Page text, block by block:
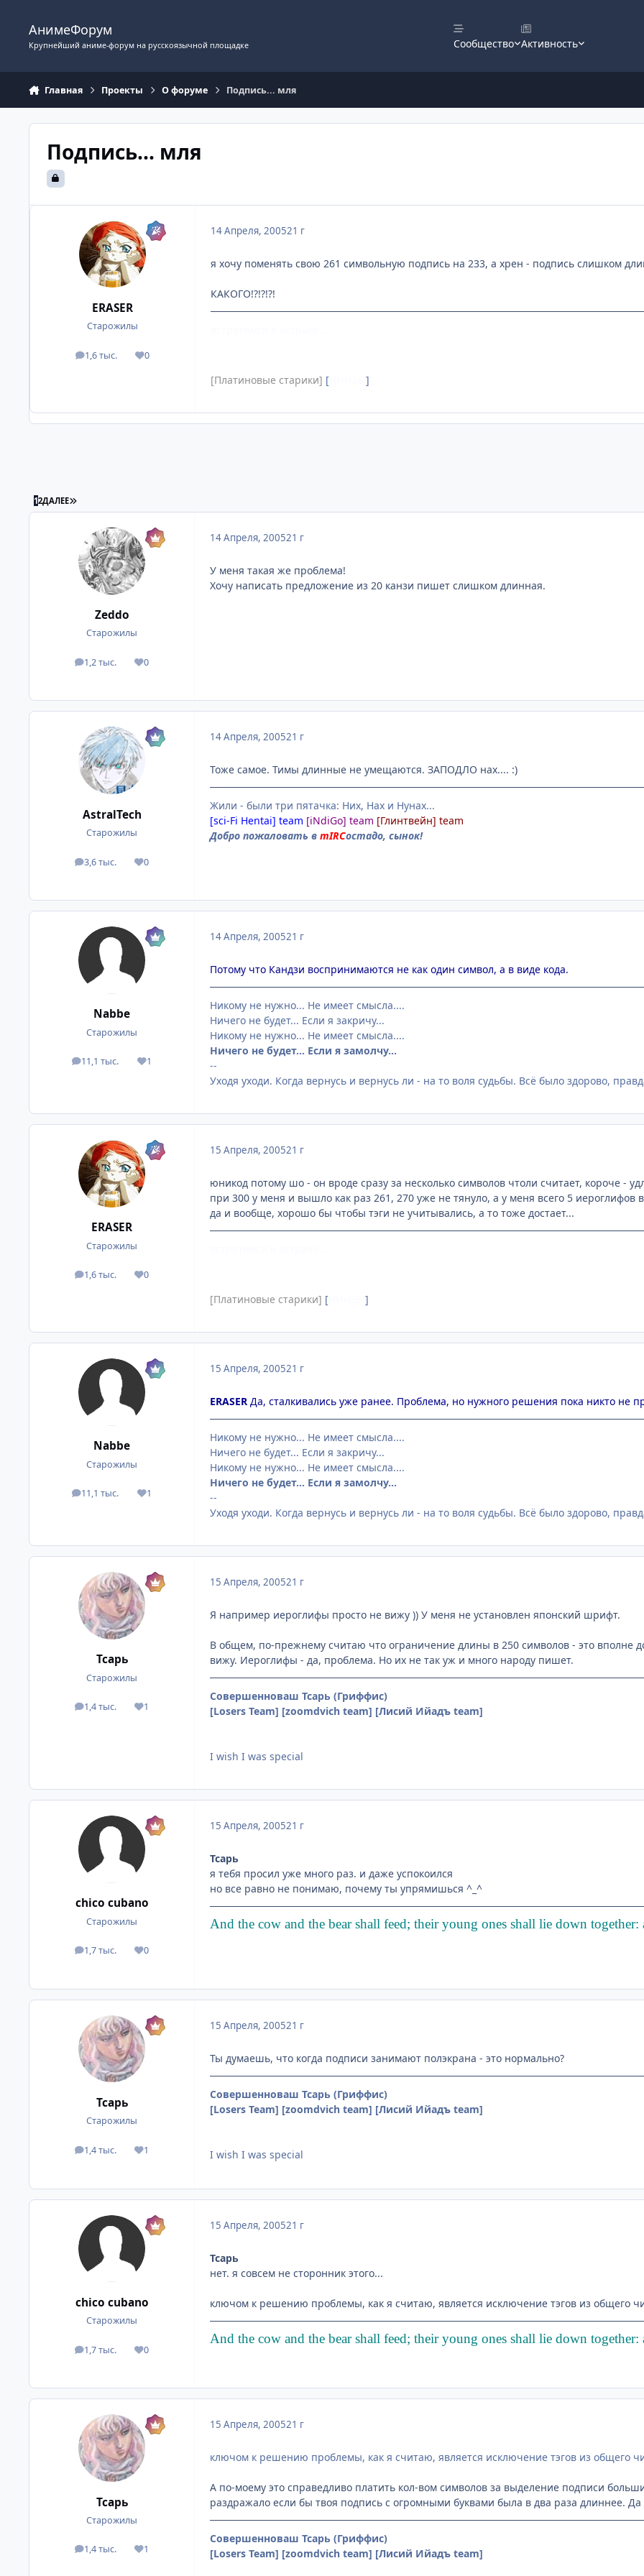
АнимеФорум
Крупнейший аниме-форум на русскоязычной площадке Сообщество Активность
Главная Проекты О форуме Подпись... мля
Подпись... мля
ERASER
Старожилы
1,6 тыс.
посты 0
Репутация
14 Апреля, 200521 г
я хочу поменять свою 261 символьную подпись на 233, а хрен - подпись слишком
КАКОГО!?!?!?!
[Платиновые старики] [ ]
12ДАЛЕЕ ПОСЛЕДНЯЯ СТРАНИЦА
Zeddo
Старожилы
1,2 тыс.
посты 0
Репутация
14 Апреля, 200521 г
У меня такая же проблема!
Хочу написать предложение из 20 канзи пишет слишком длинная.
AstralTech
Старожилы
3,6 тыс.
посты 0
Репутация
14 Апреля, 200521 г
Тоже самое. Тимы длинные не умещаются. ЗАПОДЛО нах.... :)
Жили - были три пятачка: Них, Нах и Нунах...
[sci-Fi Hentai] team [iNdiGo] team [Глинтвейн] team
Добро пожаловать в mIRCостадо, сынок!
Nabbe
Старожилы
11,1 тыс.
посты 1
Репутация
14 Апреля, 200521 г
Потому что Кандзи воспринимаются не как один символ, а в виде кода.
Никому не нужно... Не имеет смысла....
Ничего не будет... Если я закричу...
Никому не нужно... Не имеет смысла....
Ничего не будет... Если я замолчу...
--
Уходя уходи. Когда вернусь и вернусь ли - на то воля судьбы. Всё было здорово,
ERASER
Старожилы
1,6 тыс.
посты 0
Репутация
15 Апреля, 200521 г
юникод потому шо - он вроде сразу за несколько символов чтоли считает, короче -
при 300 у меня и вышло как раз 261, 270 уже не тянуло, а у меня всего 5 иероглифов
да и вообще, хорошо бы чтобы тэги не учитывались, а то тоже достает...
[Платиновые старики] [ ]
Nabbe
Старожилы
11,1 тыс.
посты 1
Репутация
15 Апреля, 200521 г
ERASER Да, сталкивались уже ранее. Проблема, но нужного решения пока никто не
Никому не нужно... Не имеет смысла....
Ничего не будет... Если я закричу...
Никому не нужно... Не имеет смысла....
Ничего не будет... Если я замолчу...
--
Уходя уходи. Когда вернусь и вернусь ли - на то воля судьбы. Всё было здорово,
Тсарь
Старожилы
1,4 тыс.
посты 1
Репутация
15 Апреля, 200521 г
Я например иероглифы просто не вижу )) У меня не установлен японский шрифт.
В общем, по-прежнему считаю что ограничение длины в 250 символов - это вполне
вижу. Иероглифы - да, проблема. Но их не так уж и много народу пишет.
Совершенноваш Тсарь (Гриффис)
[Losers Team] [zoomdvich team] [Лисий Ийадъ team]
I wish I was special
chico cubano
Старожилы
1,7 тыс.
посты 0
Репутация
15 Апреля, 200521 г
Тсарь
я тебя просил уже много раз. и даже успокоился
но все равно не понимаю, почему ты упрямишься ^_^
And the cow and the bear shall feed; their young ones shall lie down
Тсарь
Старожилы
1,4 тыс.
посты 1
Репутация
15 Апреля, 200521 г
Ты думаешь, что когда подписи занимают полэкрана - это нормально?
Совершенноваш Тсарь (Гриффис)
[Losers Team] [zoomdvich team] [Лисий Ийадъ team]
I wish I was special
chico cubano
Старожилы
1,7 тыс.
посты 0
Репутация
15 Апреля, 200521 г
Тсарь
нет. я совсем не сторонник этого...
ключом к решению проблемы, как я считаю, является исключение тэгов из общего
And the cow and the bear shall feed; their young ones shall lie down
Тсарь
Старожилы
1,4 тыс.
посты 1
Репутация
15 Апреля, 200521 г
ключом к решению проблемы, как я считаю, является исключение тэгов из общего
А по-моему это справедливо платить кол-вом символов за выделение подписи
раздражало если бы твоя подпись с огромными буквами была в два раза длиннее.
Совершенноваш Тсарь (Гриффис)
[Losers Team] [zoomdvich team] [Лисий Ийадъ team]